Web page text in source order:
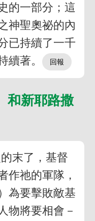
的一部分；這
神聖奧祕的內
已持續了一千
續著。
和新耶路撒
末了，基督
作祂的軍隊，
為要擊敗敵基
物將要相會－